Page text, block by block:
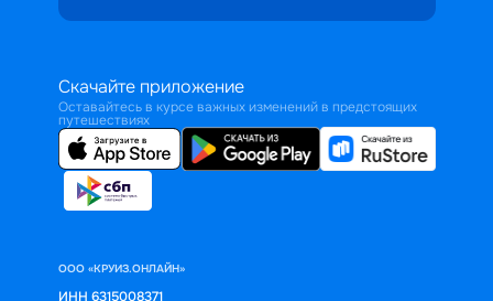
Скачайте приложение
Оставайтесь в курсе важных изменений в предстоящих
путешествиях
ООО «КРУИЗ.ОНЛАЙН»
ИНН 6315008371